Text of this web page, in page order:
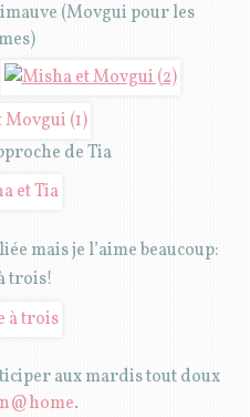
(Movgui pour les
de Tia
mais je l’aime beaucoup:
trois!
aux mardis tout doux
.